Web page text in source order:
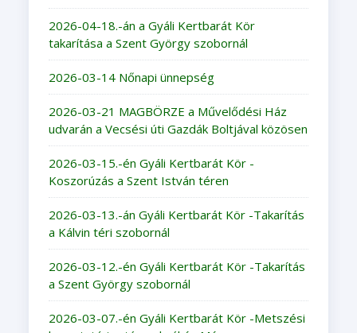
2026-04-18.-án a Gyáli Kertbarát Kör
takarítása a Szent György szobornál
2026-03-14 Nőnapi ünnepség
2026-03-21 MAGBÖRZE a Művelődési Ház
udvarán a Vecsési úti Gazdák Boltjával közösen
2026-03-15.-én Gyáli Kertbarát Kör -
Koszorúzás a Szent István téren
2026-03-13.-án Gyáli Kertbarát Kör -Takarítás
a Kálvin téri szobornál
2026-03-12.-én Gyáli Kertbarát Kör -Takarítás
a Szent György szobornál
2026-03-07.-én Gyáli Kertbarát Kör -Metszési